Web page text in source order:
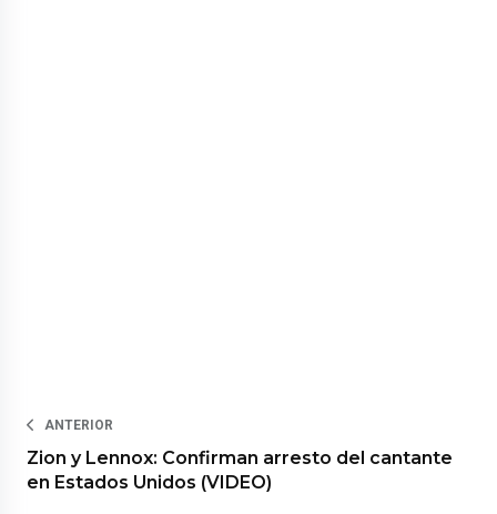
ANTERIOR
Zion y Lennox: Confirman arresto del cantante
en Estados Unidos (VIDEO)